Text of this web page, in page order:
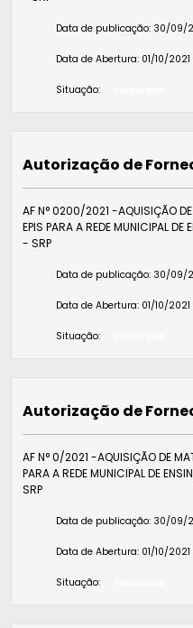
Data de publicação: 30/09/
Data de Abertura: 01/10/2021
Situação:
Autorização de
AF N° 0200/2021 -AQUISIÇÃO DE
EPIS PARA A REDE MUNICIPAL DE
- SRP
Data de publicação: 30/09/
Data de Abertura: 01/10/2021
Situação:
Autorização de
AF N° 0/2021 -AQUISIÇÃO DE
PARA A REDE MUNICIPAL DE
SRP
Data de publicação: 30/09/
Data de Abertura: 01/10/2021
Situação: